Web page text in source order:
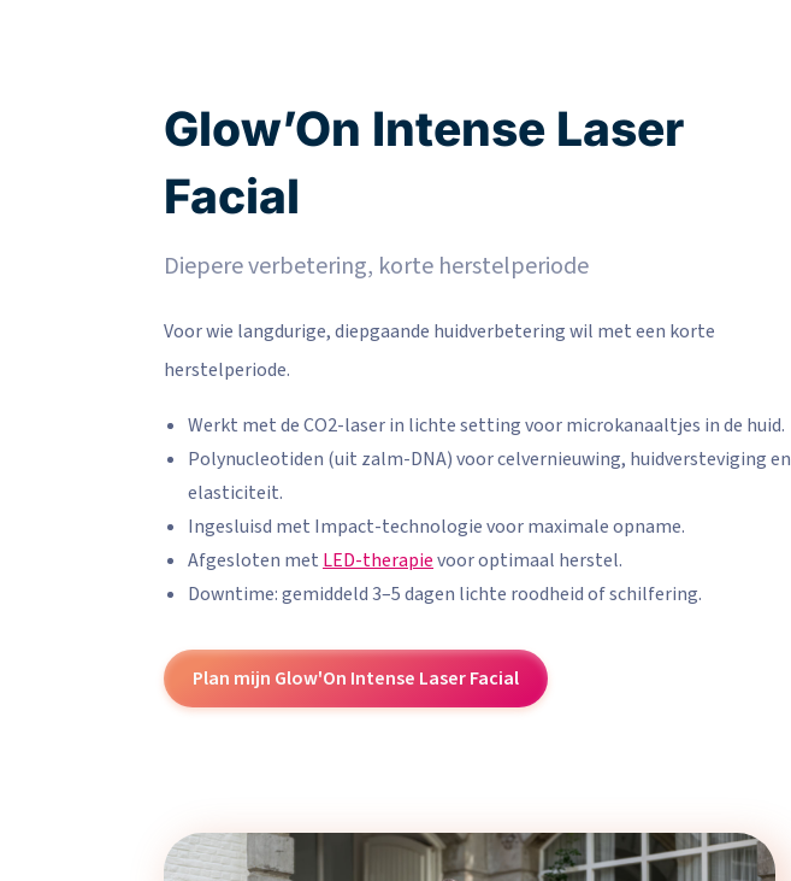
Glow’On Intense Laser
Facial
Diepere verbetering, korte herstelperiode
Voor wie langdurige, diepgaande huidverbetering wil met een korte
herstelperiode.
Werkt met de CO2-laser in lichte setting voor microkanaaltjes in de huid.
Polynucleotiden (uit zalm-DNA) voor celvernieuwing, huidversteviging en
elasticiteit.
Ingesluisd met Impact-technologie voor maximale opname.
Afgesloten met LED-therapievoor optimaal herstel.
Downtime: gemiddeld 3–5 dagen lichte roodheid of schilfering.
Plan mijn Glow'On Intense Laser Facial